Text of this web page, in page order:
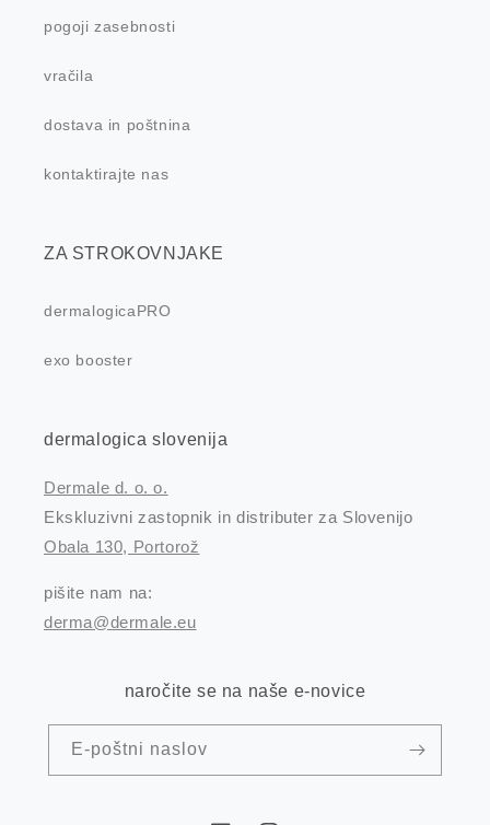
pogoji zasebnosti
vračila
dostava in poštnina
kontaktirajte nas
ZA STROKOVNJAKE
dermalogicaPRO
exo booster
dermalogica slovenija
Dermale d. o. o.
Ekskluzivni zastopnik in distributer za Slovenijo
Obala 130, Portorož
pišite nam na:
derma@dermale.eu
naročite se na naše e-novice
E-poštni naslov